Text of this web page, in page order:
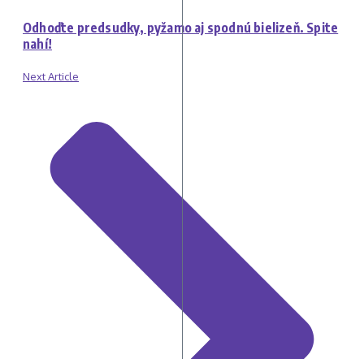
Odhoďte predsudky, pyžamo aj spodnú bielizeň. Spite
nahí!
Next Article